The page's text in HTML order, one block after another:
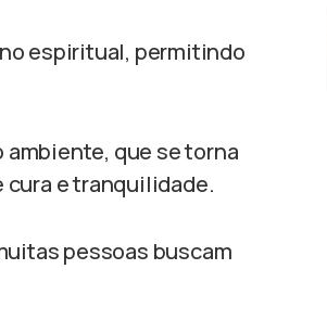
espiritual, permitindo
que se torna
cura e tranquilidade.
pessoas buscam